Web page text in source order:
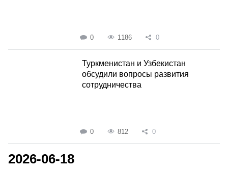
0 1186 0
Туркменистан и Узбекистан
обсудили вопросы развития
сотрудничества
0 812 0
2026-06-18